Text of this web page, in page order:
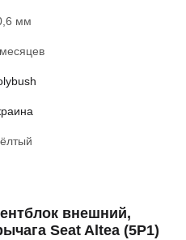
мм
внешний,
Seat Altea (5P1)